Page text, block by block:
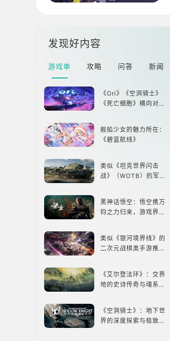
发现好内容
游戏单 攻略 问答 新闻
《Ori》《空洞骑士》
《死亡细胞》横向对
舰船少女的魅力所在：
《碧蓝航线》
类似《坦克世界闪击
战》（WOTB）的军事
黑神话悟空：悟空携万
钧之力归来，游戏界的
类似《银河境界线》的
二次元战棋类手游推
《艾尔登法环》：交界
地的史诗传奇与魂系新
《空洞骑士》：地下世
界的深度探索与极致冒